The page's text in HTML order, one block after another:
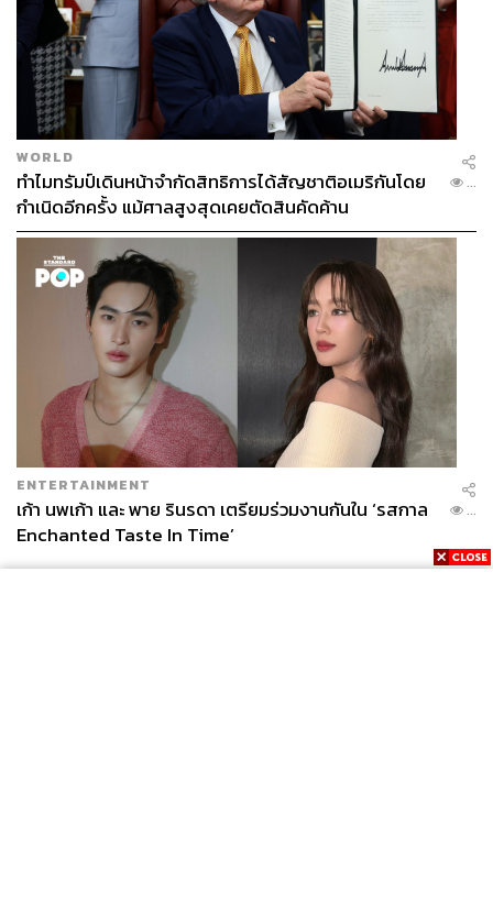
831
ABOUT THE AUTHOR
ภูริตา บุญล้อม
Beauty Editor | THE STANDARD LIFE
WORLD
ทำไมทรัมป์เดินหน้าจำกัดสิทธิการได้สัญชาติอเมริกันโดย
กำเนิดอีกครั้ง แม้ศาลสูงสุดเคยตัดสินคัดค้าน
...
ENTERTAINMENT
เก้า นพเก้า และ พาย รินรดา เตรียมร่วมงานกันใน ‘รสกาล
Enchanted Taste In Time’
...